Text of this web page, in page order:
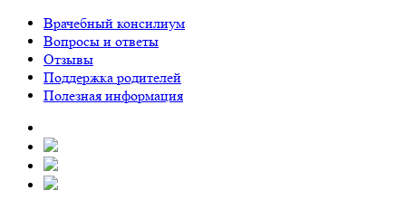
Врачебный консилиум
Вопросы и ответы
Отзывы
Поддержка родителей
Полезная информация